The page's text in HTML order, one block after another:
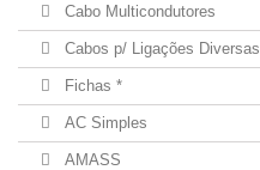
Cabo Multicondutores
Cabos p/ Ligações Diversas
Fichas *
AC Simples
AMASS